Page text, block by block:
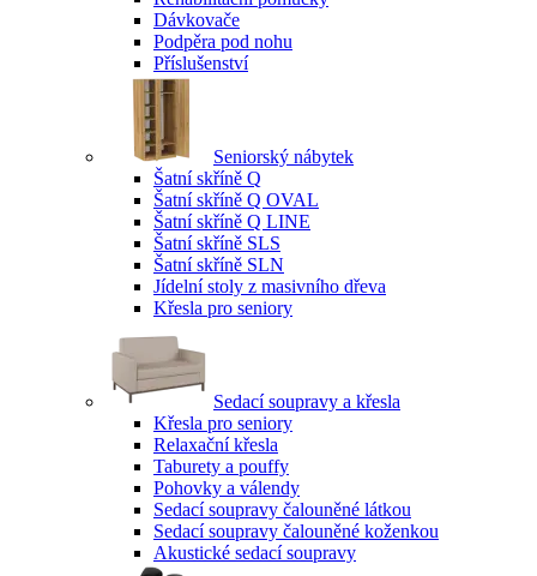
Dávkovače
Podpěra pod nohu
Příslušenství
Seniorský nábytek
Šatní skříně Q
Šatní skříně Q OVAL
Šatní skříně Q LINE
Šatní skříně SLS
Šatní skříně SLN
Jídelní stoly z masivního dřeva
Křesla pro seniory
Sedací soupravy a křesla
Křesla pro seniory
Relaxační křesla
Taburety a pouffy
Pohovky a válendy
Sedací soupravy čalouněné látkou
Sedací soupravy čalouněné koženkou
Akustické sedací soupravy